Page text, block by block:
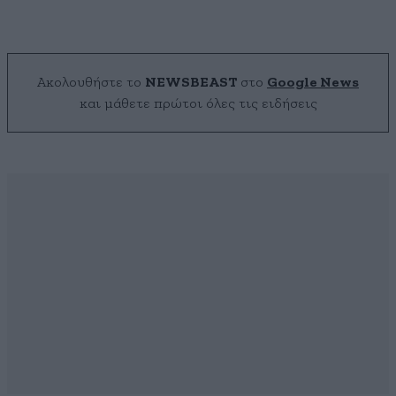
Ακολουθήστε το NEWSBEAST στο Google News
και μάθετε πρώτοι όλες τις ειδήσεις